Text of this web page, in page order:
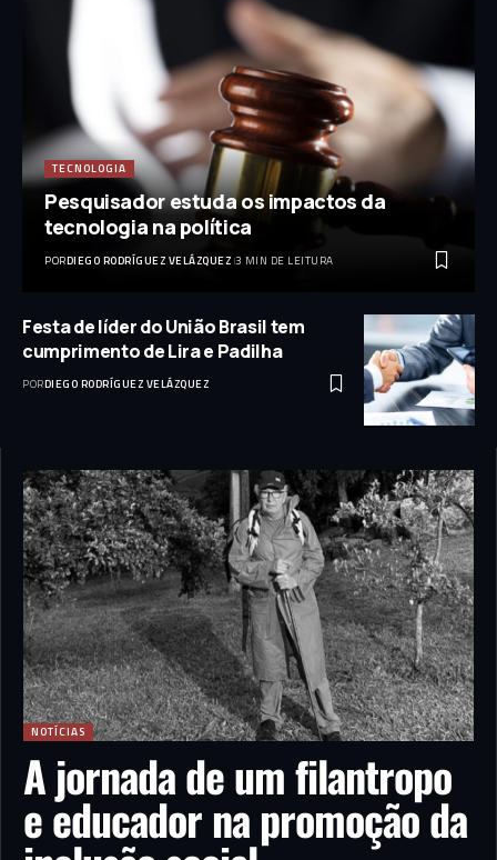
TECNOLOGIA
Pesquisador estuda os impactos da
tecnologia na política
PORDIEGO RODRÍGUEZ VELÁZQUEZ 3 MIN DE LEITURA
Festa de líder do União Brasil tem
cumprimento de Lira e Padilha
PORDIEGO RODRÍGUEZ VELÁZQUEZ
NOTÍCIAS
A jornada de um filantropo
e educador na promoção da